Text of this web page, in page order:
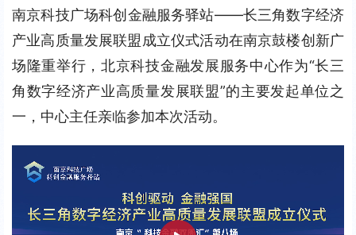
南京科技广场科创金融服务驿站——长三角数字经济
产业高质量发展联盟成立仪式活动在南京鼓楼创新广
场隆重举行，北京科技金融发展服务中心作为“长三
角数字经济产业高质量发展联盟”的主要发起单位之
一，中心主任亲临参加本次活动。